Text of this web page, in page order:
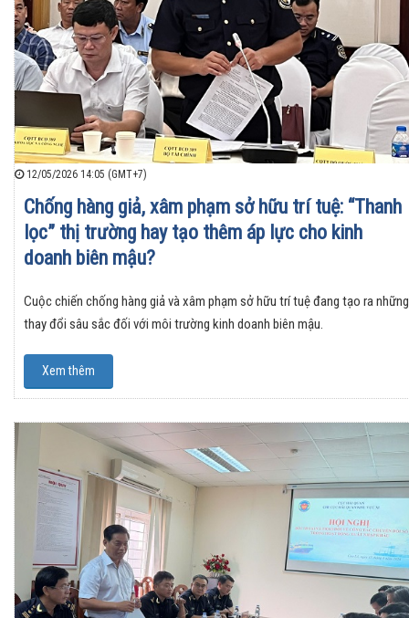
12/05/2026 14:05 (GMT+7)
Chống hàng giả, xâm phạm sở hữu trí tuệ: “Thanh
lọc” thị trường hay tạo thêm áp lực cho kinh
doanh biên mậu?
Cuộc chiến chống hàng giả và xâm phạm sở hữu trí tuệ đang tạo ra những
thay đổi sâu sắc đối với môi trường kinh doanh biên mậu.
Xem thêm